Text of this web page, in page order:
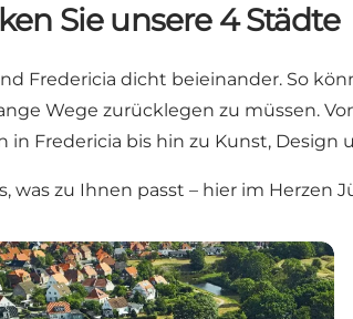
Sie unsere 4 Städte
Fredericia dicht beieinander. So
Wege zurücklegen zu müssen.
Fredericia bis hin zu Kunst,
was zu Ihnen passt – hier im Herzen